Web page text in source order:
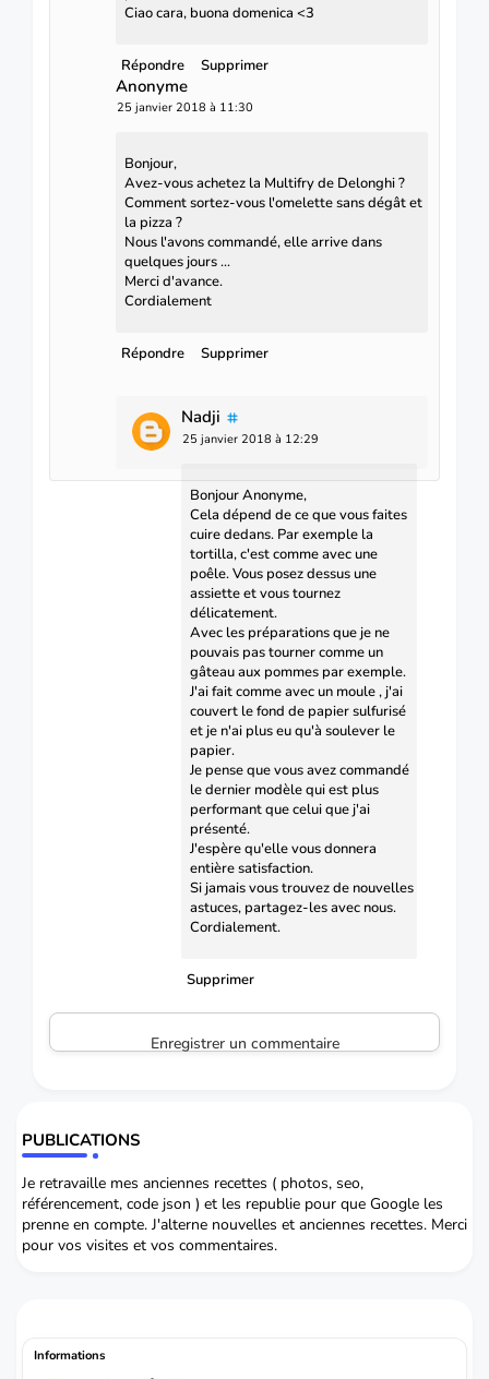
Ciao cara, buona domenica <3
Répondre Supprimer
Anonyme
25 janvier 2018 à 11:30
Bonjour,
Avez-vous achetez la Multifry de Delonghi ?
Comment sortez-vous l'omelette sans dégât et
la pizza ?
Nous l'avons commandé, elle arrive dans
quelques jours ...
Merci d'avance.
Cordialement
Répondre Supprimer
Nadji
25 janvier 2018 à 12:29
Bonjour Anonyme,
Cela dépend de ce que vous faites
cuire dedans. Par exemple la
tortilla, c'est comme avec une
poêle. Vous posez dessus une
assiette et vous tournez
délicatement.
Avec les préparations que je ne
pouvais pas tourner comme un
gâteau aux pommes par exemple.
J'ai fait comme avec un moule , j'ai
couvert le fond de papier sulfurisé
et je n'ai plus eu qu'à soulever le
papier.
Je pense que vous avez commandé
le dernier modèle qui est plus
performant que celui que j'ai
présenté.
J'espère qu'elle vous donnera
entière satisfaction.
Si jamais vous trouvez de nouvelles
astuces, partagez-les avec nous.
Cordialement.
Supprimer
Enregistrer un commentaire
PUBLICATIONS
Je retravaille mes anciennes recettes ( photos, seo,
référencement, code json ) et les republie pour que Google les
prenne en compte. J'alterne nouvelles et anciennes recettes. Merci
pour vos visites et vos commentaires.
Informations